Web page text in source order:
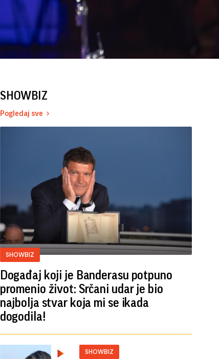
SHOWBIZ
Pogledaj sve
SHOWBIZ
Događaj koji je Banderasu potpuno
promenio život: Srčani udar je bio
najbolja stvar koja mi se ikada
dogodila!
SHOWBIZ